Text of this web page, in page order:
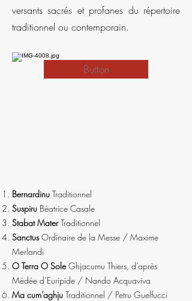
versants sacrés et profanes du répertoire
traditionnel ou contemporain.
Button
Bernardinu Traditionnel
Suspiru Béatrice Casale
Stabat MaterTraditionnel
SanctusOrdinaire de la Messe / Maxime
Merlandi
O Terra O SoleGhjacumu Thiers, d’après
Médée d’Euripide / Nando Acquaviva
Ma cum’aghju Traditionnel / Petru Guelfucci